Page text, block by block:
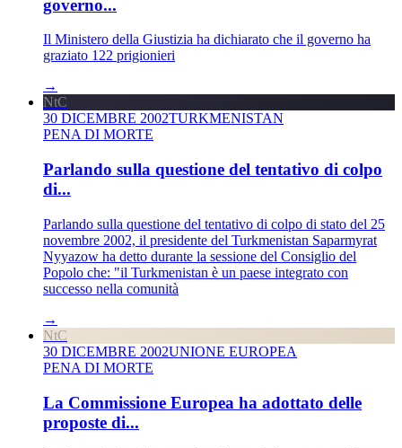
governo...
Il Ministero della Giustizia ha dichiarato che il governo ha
graziato 122 prigionieri
→
NtC
30 DICEMBRE 2002TURKMENISTAN
PENA DI MORTE
Parlando sulla questione del tentativo di colpo
di...
Parlando sulla questione del tentativo di colpo di stato del 25
novembre 2002, il presidente del Turkmenistan Saparmyrat
Nyyazow ha detto durante la sessione del Consiglio del
Popolo che: "il Turkmenistan è un paese integrato con
successo nella comunità
→
NtC
30 DICEMBRE 2002UNIONE EUROPEA
PENA DI MORTE
La Commissione Europea ha adottato delle
proposte di...